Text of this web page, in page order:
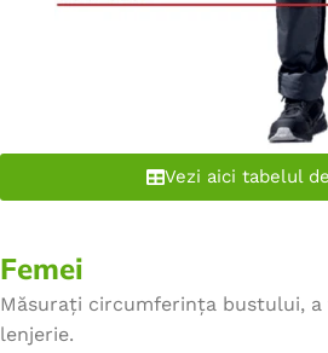
Vezi aici tabelul
Femei
Măsurați circumferința bustului,
lenjerie.